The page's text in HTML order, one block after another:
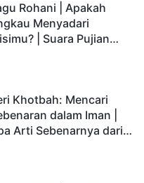
Rohani | Apakah
Menyadari
| Suara Pujian
Khotbah: Mencari
dalam Iman |
Arti Sebenarnya dari